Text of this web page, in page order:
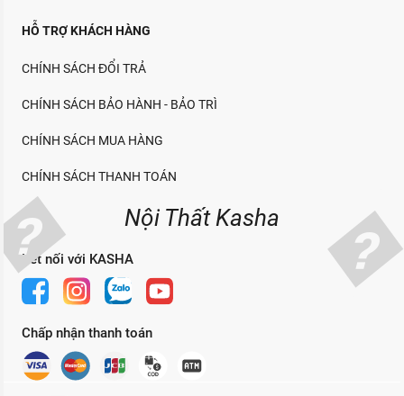
HỖ TRỢ KHÁCH HÀNG
CHÍNH SÁCH ĐỔI TRẢ
CHÍNH SÁCH BẢO HÀNH - BẢO TRÌ
CHÍNH SÁCH MUA HÀNG
CHÍNH SÁCH THANH TOÁN
Nội Thất Kasha
Kết nối với KASHA
Chấp nhận thanh toán